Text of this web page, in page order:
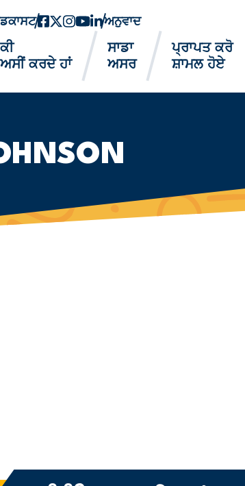
ਫੇਸਬੁੱਕ
ਟਵਿੱਟਰ-ਐਕਸ
instagram
youtube
ਲਿੰਕਡਇਨ
ਅਨੁਵਾਦ
ਕੀ
ਅਸੀਂ ਕਰਦੇ ਹਾਂ
ਸਾਡਾ
ਅਸਰ
ਪ੍ਰਾਪਤ ਕਰੋ
ਸ਼ਾਮਲ ਹੋਏ